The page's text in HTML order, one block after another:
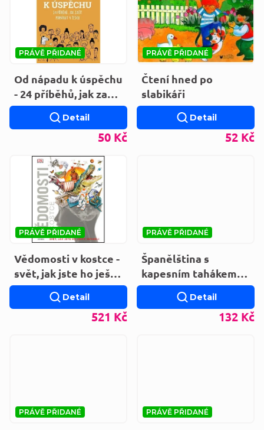
PRÁVĚ PŘIDANÉ
Od nápadu k úspěchu
- 24 příběhů, jak začít
podnikat v Česku
50 Kč
Detail
PRÁVĚ PŘIDANÉ
Čtení hned po
slabikáři
52 Kč
Detail
PRÁVĚ PŘIDANÉ
Vědomosti v kostce -
svět, jak jste ho ještě
neviděli
521 Kč
Detail
PRÁVĚ PŘIDANÉ
Španělština s
kapesním tahákem
uvnitř - Jazykový
průvodce
132 Kč
Detail
PRÁVĚ PŘIDANÉ PRÁVĚ PŘIDANÉ